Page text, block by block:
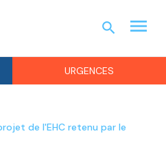
URGENCES
search menu
de l'EHC retenu par le